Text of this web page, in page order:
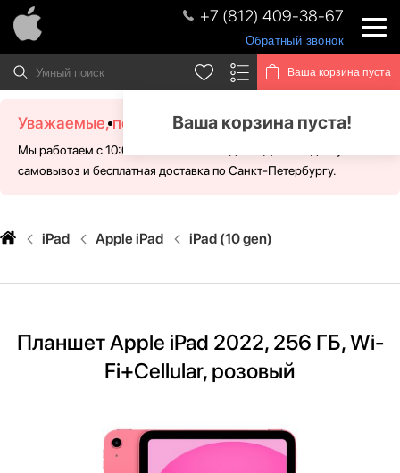
+7 (812) 409-38-67
Обратный звонок
Ваша корзина пуста
Ваша корзина пуста!
Уважаемые, посетители!
Мы работаем с 10:00 - 21:00 без выходных. Для Вас доступен
самовывоз и бесплатная доставка по Санкт-Петербургу.
iPad Apple iPad iPad (10 gen)
Планшет Apple iPad 2022, 256 ГБ, Wi-
Fi+Cellular, розовый